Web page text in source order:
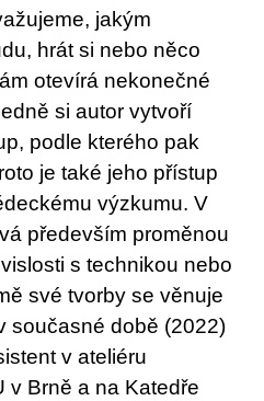
jakým
hrát si nebo něco
otevírá nekonečné
si autor vytvoří
podle kterého pak
je také jeho přístup
výzkumu. V
především proměnou
s technikou nebo
své tvorby se věnuje
současné době (2022)
v ateliéru
v Brně a na Katedře